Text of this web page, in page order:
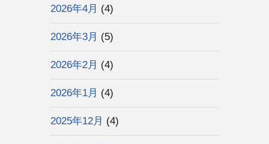
2026年4月 (4)
2026年3月 (5)
2026年2月 (4)
2026年1月 (4)
2025年12月 (4)